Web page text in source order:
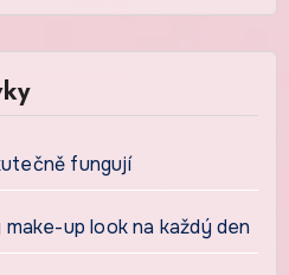
fungují
up look na každý den